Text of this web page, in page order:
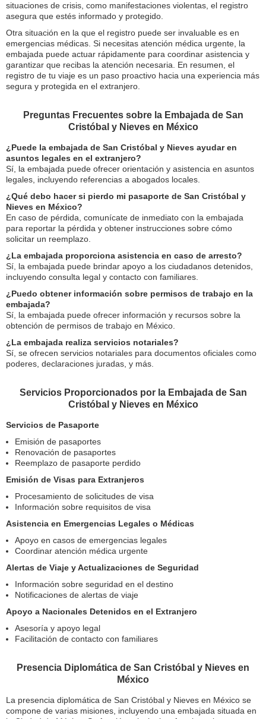
situaciones de crisis, como manifestaciones violentas, el registro
asegura que estés informado y protegido.
Otra situación en la que el registro puede ser invaluable es en
emergencias médicas. Si necesitas atención médica urgente, la
embajada puede actuar rápidamente para coordinar asistencia y
garantizar que recibas la atención necesaria. En resumen, el
registro de tu viaje es un paso proactivo hacia una experiencia más
segura y protegida en el extranjero.
Preguntas Frecuentes sobre la Embajada de San
Cristóbal y Nieves en México
¿Puede la embajada de San Cristóbal y Nieves ayudar en
asuntos legales en el extranjero?
Sí, la embajada puede ofrecer orientación y asistencia en asuntos
legales, incluyendo referencias a abogados locales.
¿Qué debo hacer si pierdo mi pasaporte de San Cristóbal y
Nieves en México?
En caso de pérdida, comunícate de inmediato con la embajada
para reportar la pérdida y obtener instrucciones sobre cómo
solicitar un reemplazo.
¿La embajada proporciona asistencia en caso de arresto?
Sí, la embajada puede brindar apoyo a los ciudadanos detenidos,
incluyendo consulta legal y contacto con familiares.
¿Puedo obtener información sobre permisos de trabajo en la
embajada?
Sí, la embajada puede ofrecer información y recursos sobre la
obtención de permisos de trabajo en México.
¿La embajada realiza servicios notariales?
Sí, se ofrecen servicios notariales para documentos oficiales como
poderes, declaraciones juradas, y más.
Servicios Proporcionados por la Embajada de San
Cristóbal y Nieves en México
Servicios de Pasaporte
Emisión de pasaportes
Renovación de pasaportes
Reemplazo de pasaporte perdido
Emisión de Visas para Extranjeros
Procesamiento de solicitudes de visa
Información sobre requisitos de visa
Asistencia en Emergencias Legales o Médicas
Apoyo en casos de emergencias legales
Coordinar atención médica urgente
Alertas de Viaje y Actualizaciones de Seguridad
Información sobre seguridad en el destino
Notificaciones de alertas de viaje
Apoyo a Nacionales Detenidos en el Extranjero
Asesoría y apoyo legal
Facilitación de contacto con familiares
Presencia Diplomática de San Cristóbal y Nieves en
México
La presencia diplomática de San Cristóbal y Nieves en México se
compone de varias misiones, incluyendo una embajada situada en